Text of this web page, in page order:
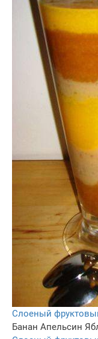
Слоеный
Банан Апельсин